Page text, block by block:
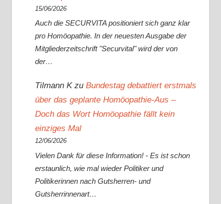
15/06/2026
Auch die SECURVITA positioniert sich ganz klar
pro Homöopathie. In der neuesten Ausgabe der
Mitgliederzeitschrift "Securvital" wird der von
der…
Tilmann Kzu Bundestag debattiert erstmals
über das geplante Homöopathie-Aus –
Doch das Wort Homöopathie fällt kein
einziges Mal
12/06/2026
Vielen Dank für diese Information! - Es ist schon
erstaunlich, wie mal wieder Politiker und
Politikerinnen nach Gutsherren- und
Gutsherrinnenart…